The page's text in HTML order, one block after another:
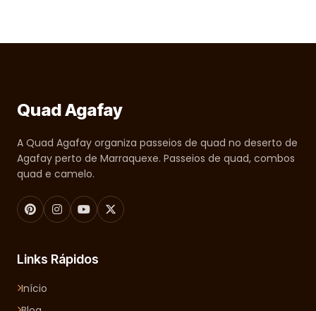
Quad Agafay
A Quad Agafay organiza passeios de quad no deserto de
Agafay perto de Marraquexe. Passeios de quad, combos
quad e camelo.
Links Rápidos
Início